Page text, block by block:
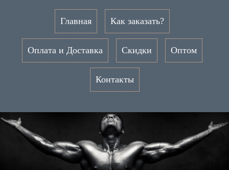
Главная Как заказать?
Оплата и Доставка Скидки Оптом
Контакты